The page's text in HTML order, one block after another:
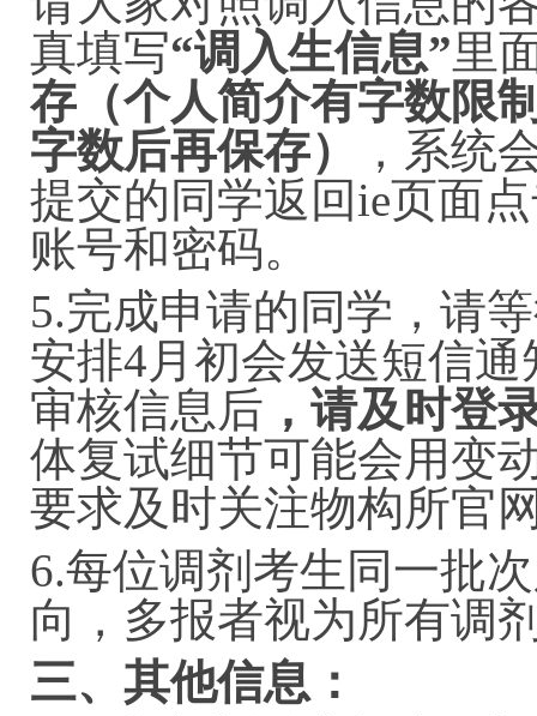
真填写“调入生信息”里
存（个人简介有字数限
字数后再保存）
，系统
提交的同学返回ie页面
账号和密码。
5.完成申请的同学，请
安排4月初会发送短信
审核信息后 ，请及时登
体复试细节可能会用变
要求及时关注物构所官
6.每位调剂考生同一批
向，多报者视为所有调
三、其他信息：